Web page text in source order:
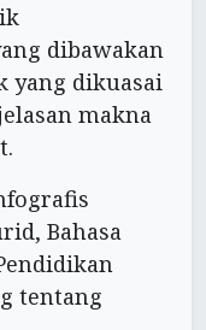
dibawakan
yang dikuasai
makna
Bahasa
tentang